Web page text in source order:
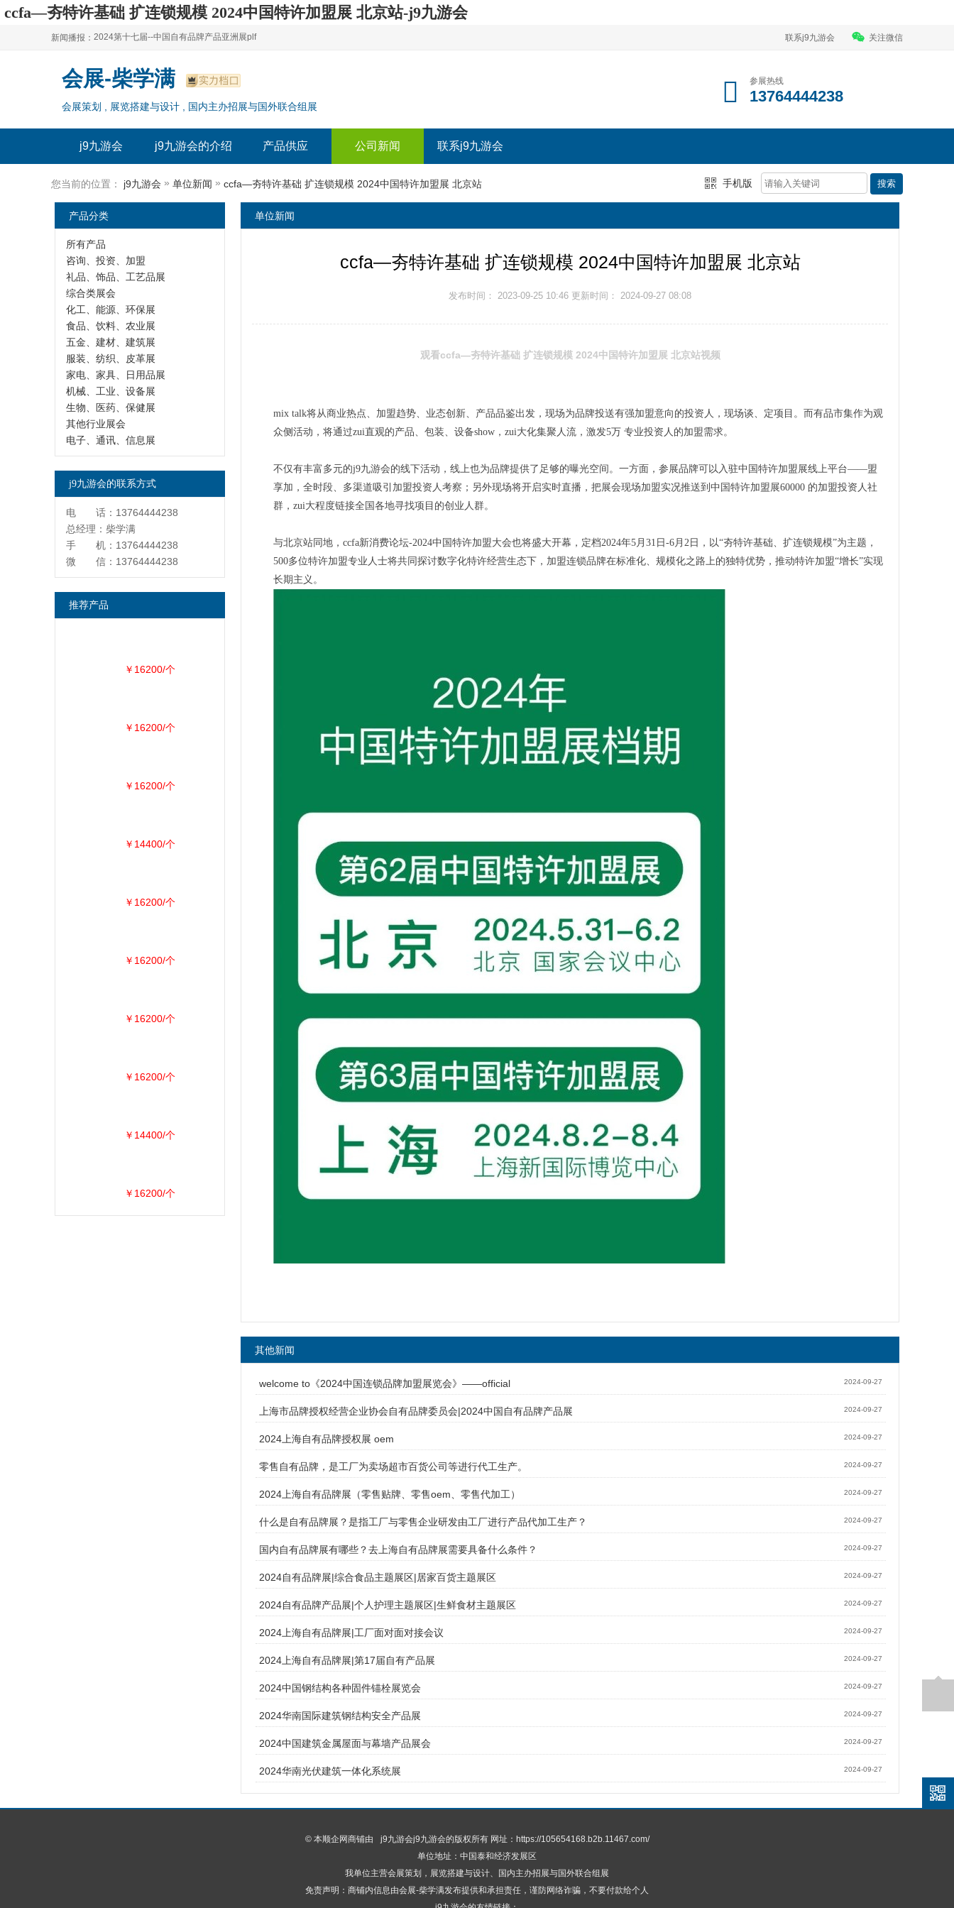
ccfa—夯特许基础 扩连锁规模 2024中国特许加盟展 北京站-j9九游会
新闻播报：
2024上海自有品牌展--百货展|食品展 零售展|oem展
2024全球自有--品牌产品亚洲展（plf）
2024上海自有品牌展--2024上海oem 贴牌代加工展
2024第十七届--中国自有品牌产品亚洲展plf
2024全球自有--品牌产品亚洲展（plf）
2024年上海--第17届自有品牌展
联系j9九游会 关注微信
会展-柴学满
会展策划 , 展览搭建与设计 , 国内主办招展与国外联合组展
参展热线
13764444238
j9九游会 j9九游会的介绍 产品供应 公司新闻 联系j9九游会
您当前的位置： j9九游会 » 单位新闻 » ccfa—夯特许基础 扩连锁规模 2024中国特许加盟展 北京站 手机版
单位新闻
ccfa—夯特许基础 扩连锁规模 2024中国特许加盟展 北京站
发布时间： 2023-09-25 10:46 更新时间： 2024-09-27 08:08
观看ccfa—夯特许基础 扩连锁规模 2024中国特许加盟展 北京站视频
mix talk将从商业热点、加盟趋势、业态创新、产品品鉴出发，现场为品牌投送有强加盟意向的投资人，现场谈、定项目。而有品市集作为观
众侧活动，将通过zui直观的产品、包装、设备show，zui大化集聚人流，激发5万 专业投资人的加盟需求。
不仅有丰富多元的j9九游会的线下活动，线上也为品牌提供了足够的曝光空间。一方面，参展品牌可以入驻中国特许加盟展线上平台——盟
享加，全时段、多渠道吸引加盟投资人考察；另外现场将开启实时直播，把展会现场加盟实况推送到中国特许加盟展60000 的加盟投资人社
群，zui大程度链接全国各地寻找项目的创业人群。
与北京站同地，ccfa新消费论坛-2024中国特许加盟大会也将盛大开幕，定档2024年5月31日-6月2日，以“夯特许基础、扩连锁规模”为主题，
500多位特许加盟专业人士将共同探讨数字化特许经营生态下，加盟连锁品牌在标准化、规模化之路上的独特优势，推动特许加盟“增长”实现
长期主义。
其他新闻
welcome to《2024中国连锁品牌加盟展览会》——official 2024-09-27
上海市品牌授权经营企业协会自有品牌委员会|2024中国自有品牌产品展 2024-09-27
2024上海自有品牌授权展 oem 2024-09-27
零售自有品牌，是工厂为卖场超市百货公司等进行代工生产。 2024-09-27
2024上海自有品牌展（零售贴牌、零售oem、零售代加工） 2024-09-27
什么是自有品牌展？是指工厂与零售企业研发由工厂进行产品代加工生产？ 2024-09-27
国内自有品牌展有哪些？去上海自有品牌展需要具备什么条件？ 2024-09-27
2024自有品牌展|综合食品主题展区|居家百货主题展区 2024-09-27
2024自有品牌产品展|个人护理主题展区|生鲜食材主题展区 2024-09-27
2024上海自有品牌展|工厂面对面对接会议 2024-09-27
2024上海自有品牌展|第17届自有产品展 2024-09-27
2024中国钢结构各种固件锚栓展览会 2024-09-27
2024华南国际建筑钢结构安全产品展 2024-09-27
2024中国建筑金属屋面与幕墙产品展会 2024-09-27
2024华南光伏建筑一体化系统展 2024-09-27
产品分类
所有产品
咨询、投资、加盟
礼品、饰品、工艺品展
综合类展会
化工、能源、环保展
食品、饮料、农业展
五金、建材、建筑展
服装、纺织、皮革展
家电、家具、日用品展
机械、工业、设备展
生物、医药、保健展
其他行业展会
电子、通讯、信息展
j9九游会的联系方式
电 话：13764444238
总经理：柴学满
手 机：13764444238
微 信：13764444238
推荐产品
￥16200/个
￥16200/个
￥16200/个
￥14400/个
￥16200/个
￥16200/个
￥16200/个
￥16200/个
￥14400/个
￥16200/个
© 本顺企网商铺由 j9九游会j9九游会的版权所有 网址：https://105654168.b2b.11467.com/
单位地址：中国泰和经济发展区
我单位主营会展策划，展览搭建与设计、国内主办招展与国外联合组展
免责声明：商铺内信息由会展-柴学满发布提供和承担责任，谨防网络诈骗，不要付款给个人